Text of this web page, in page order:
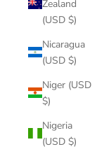
Zealand
(USD $)
Nicaragua
(USD $)
Niger (USD
$)
Nigeria
(USD $)